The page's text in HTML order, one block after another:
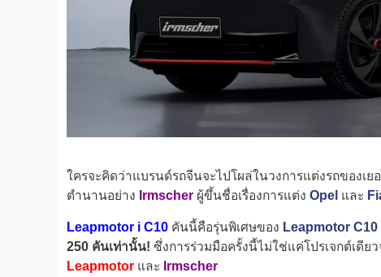
ใครจะคิดว่าแบรนด์รถจีนจะไปโผล่ในวงการแต่งรถของเย
ตำนานอย่าง Irmscher ผู้ขึ้นชื่อเรื่องการแต่ง Opel และ
Leapmotor i C10 คันนี้คือรุ่นพิเศษของ Leapmotor C10
250 คันเท่านั้น! ซึ่งการร่วมมือครั้งนี้ไม่ใช่แค่โปรเจกต์เดีย
Leapmotor และ Irmscher